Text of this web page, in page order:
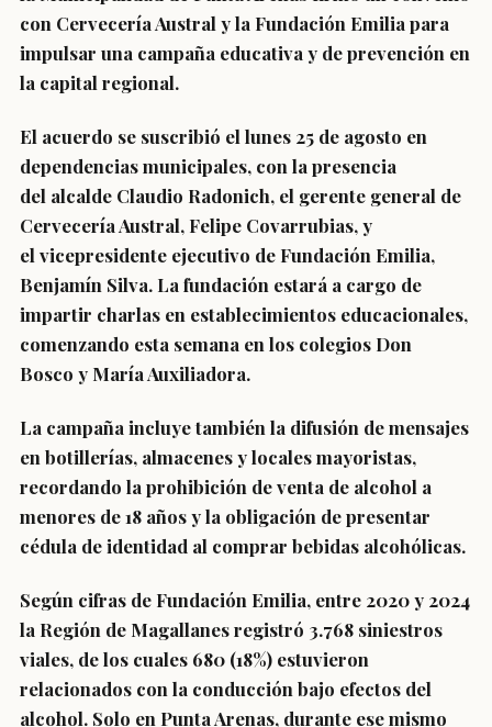
con Cervecería Austral y la Fundación Emilia para
impulsar una campaña educativa y de prevención en
la capital regional.
El acuerdo se suscribió el lunes 25 de agosto en
dependencias municipales, con la presencia
del alcalde Claudio Radonich, el gerente general de
Cervecería Austral, Felipe Covarrubias, y
el vicepresidente ejecutivo de Fundación Emilia,
Benjamín Silva. La fundación estará a cargo de
impartir charlas en establecimientos educacionales,
comenzando esta semana en los colegios Don
Bosco y María Auxiliadora.
La campaña incluye también la difusión de mensajes
en botillerías, almacenes y locales mayoristas,
recordando la prohibición de venta de alcohol a
menores de 18 años y la obligación de presentar
cédula de identidad al comprar bebidas alcohólicas.
Según cifras de Fundación Emilia, entre 2020 y 2024
la Región de Magallanesregistró 3.768 siniestros
viales, de los cuales 680 (18%) estuvieron
relacionados con la conducción bajo efectos del
alcohol. Solo en Punta Arenas, durante ese mismo